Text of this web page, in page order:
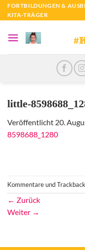
Zum
Inhalt
springen
FORTBILDUNGEN &
KITA-TRÄGER
little-
Veröffentlicht 20.
8598688_1280
Kommentare und
← Zurück
Weiter →